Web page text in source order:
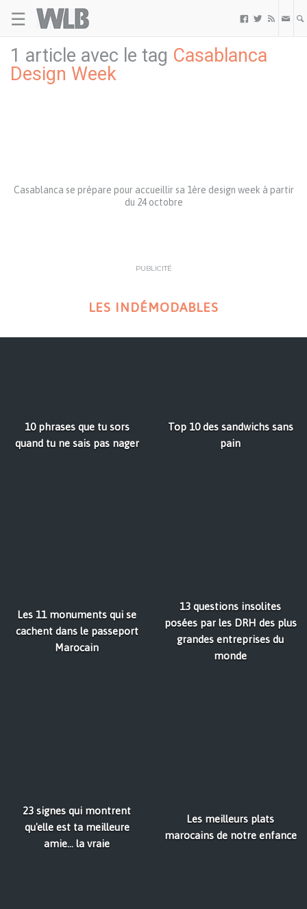
☰   
1 article avec le tag Casablanca
Design Week
Casablanca se prépare pour accueillir sa 1ère design week à partir
du 24 octobre
PUBLICITÉ
LES INDÉMODABLES
10 phrases que tu sors
quand tu ne sais pas nager
Top 10 des sandwichs sans
pain
Les 11 monuments qui se
cachent dans le passeport
Marocain
13 questions insolites
posées par les DRH des plus
grandes entreprises du
monde
23 signes qui montrent
qu'elle est ta meilleure
amie... la vraie
Les meilleurs plats
marocains de notre enfance